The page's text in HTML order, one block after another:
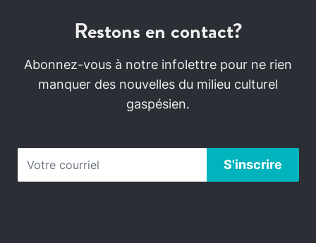
Restons en contact?
Abonnez-vous à notre infolettre pour ne rien
manquer des nouvelles du milieu culturel
gaspésien.